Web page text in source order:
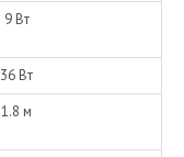
9 Вт
36 Вт
1.8 м